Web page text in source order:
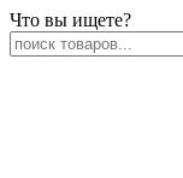
Что вы ищете?